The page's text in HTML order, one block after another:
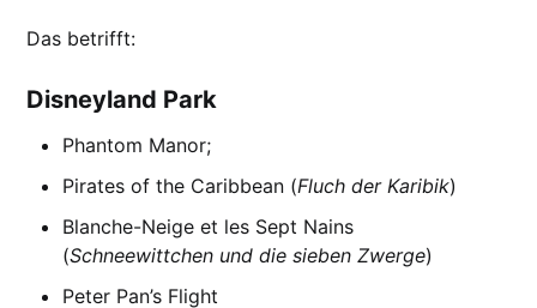
Das betrifft:
Disneyland Park
Phantom Manor;
Pirates of the Caribbean (Fluch der Karibik)
Blanche-Neige et les Sept Nains
(Schneewittchen und die sieben Zwerge)
Peter Pan’s Flight